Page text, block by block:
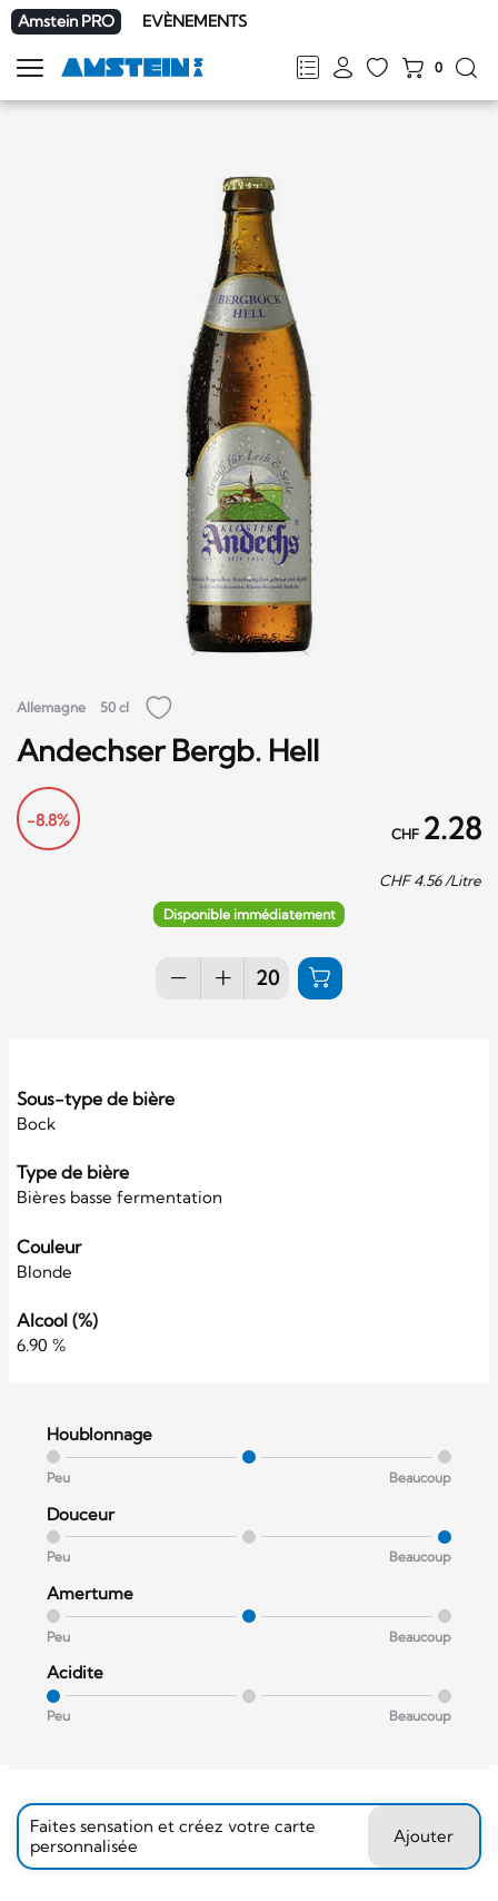
Amstein PRO EVÈNEMENTS
FRDEENIT
0
Afficher
la
Allemagne 50 cl
Andechser Bergb. Hell
-8.8%
CHF 2.28
CHF4.56/Litre
Disponible immédiatement
Sous-type de bière
Bock
Type de bière
Bières basse fermentation
Couleur
Blonde
Alcool (%)
6.90 %
Houblonnage
Peu Beaucoup
Douceur
Peu Beaucoup
Amertume
Peu Beaucoup
Acidite
Peu Beaucoup
Faites sensation et créez votre carte
personnalisée
Ajouter